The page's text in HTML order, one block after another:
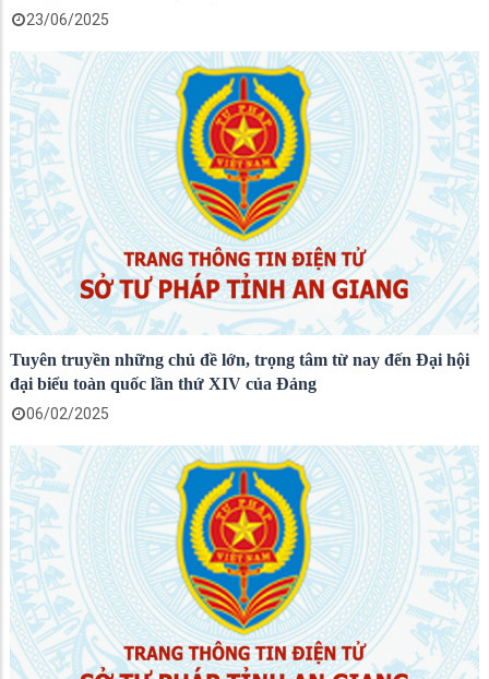
23/06/2025
Tuyên truyền những chủ đề lớn, trọng tâm từ nay đến Đại hội
đại biểu toàn quốc lần thứ XIV của Đảng
06/02/2025